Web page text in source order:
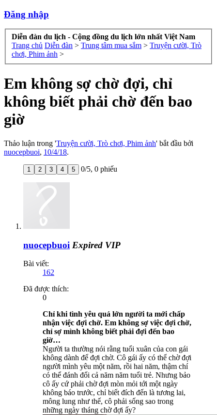
Đăng nhập
Diễn đàn du lịch - Cộng đồng du lịch lớn nhất Việt Nam
Trang chủ Diễn đàn > Trung tâm mua sắm > Truyện cười, Trò
chơi, Phim ảnh >
Em không sợ chờ đợi, chỉ
không biết phải chờ đến bao
giờ
Thảo luận trong 'Truyện cười, Trò chơi, Phim ảnh' bắt đầu bởi
nuocepbuoi, 10/4/18.
1 2 3 4 5 0/5, 0 phiếu
nuocepbuoi Expired VIP
Bài viết:
162
Đã được thích:
0
Chỉ khi tình yêu quá lớn người ta mới chấp
nhận việc đợi chờ. Em không sợ việc đợi chờ,
chỉ sợ mình không biết phải đợi đến bao
giờ…
Người ta thường nói rằng tuổi xuân của con gái
không dành để đợi chờ. Cô gái ấy có thể chờ đợi
người mình yêu một năm, rồi hai năm, thậm chí
có thể đánh đổi cả năm năm tuổi trẻ. Nhưng bảo
cô ấy cứ phải chờ đợi mòn mỏi tới một ngày
không báo trước, chỉ biết đích đến là tương lai,
mông lung như thế, cô phải sống sao trong
những ngày tháng chờ đợi ấy?